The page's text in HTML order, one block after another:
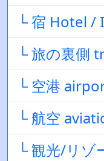
└ 宿 Hotel /
└ 旅の裏側
└ 空港
└ 航空
└ 観光/リ